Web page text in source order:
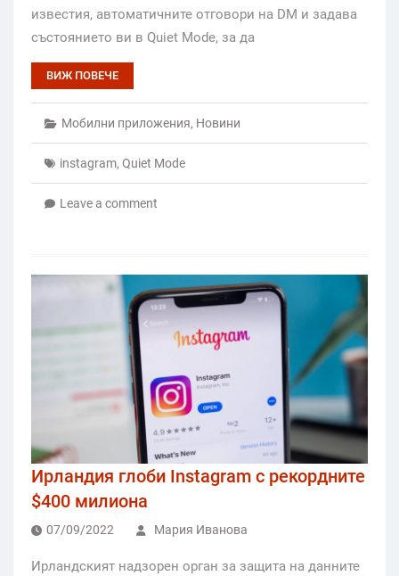
известия, автоматичните отговори на DM и задава
състоянието ви в Quiet Mode, за да
ВИЖ ПОВЕЧЕ
Мобилни приложения, Новини
instagram, Quiet Mode
Leave a comment
Ирландия глоби Instagram с рекордните
$400 милиона
07/09/2022 Мария Иванова
Ирландският надзорен орган за защита на данните